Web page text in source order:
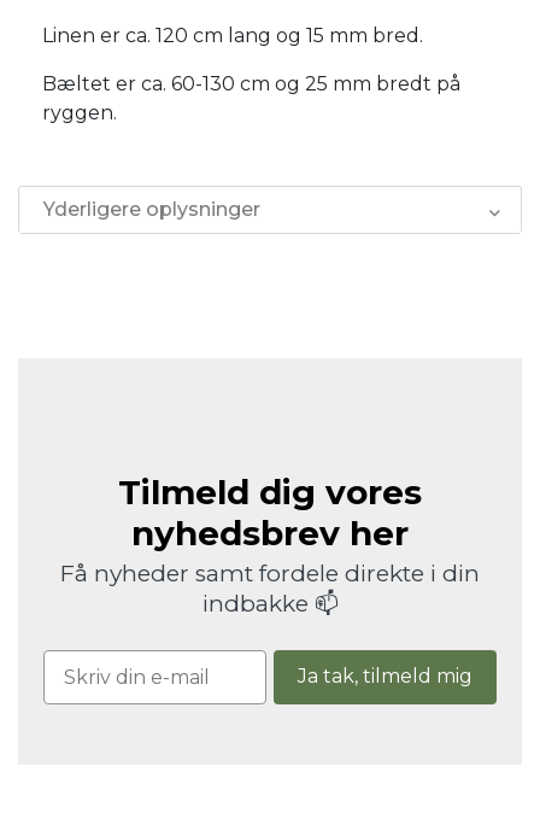
Linen er ca. 120 cm lang og 15 mm bred.
Bæltet er ca. 60-130 cm og 25 mm bredt på
ryggen.
Yderligere oplysninger
Tilmeld dig vores
nyhedsbrev her
Få nyheder samt fordele direkte i din
indbakke 📫
Ja tak, tilmeld mig